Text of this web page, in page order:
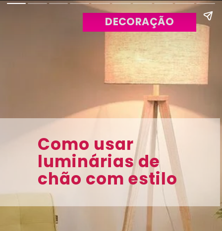
Como usar
luminárias de
chão com estilo
DECORAÇÃO